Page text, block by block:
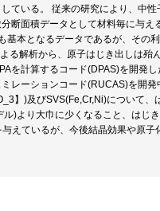
ている。 従来の研究により、中
断面積データとして材料毎に与え
基本となるデータであるが、その
る解析から、原子はじき出しは殆
を計算するコード(DPAS)を開発
レーションコード(RUCAS)を開発
】)及びSVS(Fe,Cr,Ni)について、
)より大巾に少くなること、はじ
えているが、今後結晶効果や原子